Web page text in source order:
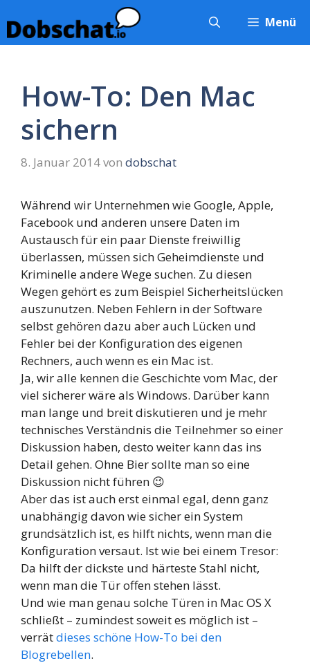
Inhalt
springen
Menü
How-To: Den Mac
sichern
8. Januar 2014von dobschat
Während wir Unternehmen wie Google, Apple,
Facebook und anderen unsere Daten im
Austausch für ein paar Dienste freiwillig
überlassen, müssen sich Geheimdienste und
Kriminelle andere Wege suchen. Zu diesen
Wegen gehört es zum Beispiel Sicherheitslücken
auszunutzen. Neben Fehlern in der Software
selbst gehören dazu aber auch Lücken und
Fehler bei der Konfiguration des eigenen
Rechners, auch wenn es ein Mac ist.
Ja, wir alle kennen die Geschichte vom Mac, der
viel sicherer wäre als Windows. Darüber kann
man lange und breit diskutieren und je mehr
technisches Verständnis die Teilnehmer so einer
Diskussion haben, desto weiter kann das ins
Detail gehen. Ohne Bier sollte man so eine
Diskussion nicht führen 😉
Aber das ist auch erst einmal egal, denn ganz
unabhängig davon wie sicher ein System
grundsätzlich ist, es hilft nichts, wenn man die
Konfiguration versaut. Ist wie bei einem Tresor:
Da hilft der dickste und härteste Stahl nicht,
wenn man die Tür offen stehen lässt.
Und wie man genau solche Türen in Mac OS X
schließt – zumindest soweit es möglich ist –
verrätdieses schöne How-To bei den
Blogrebellen.